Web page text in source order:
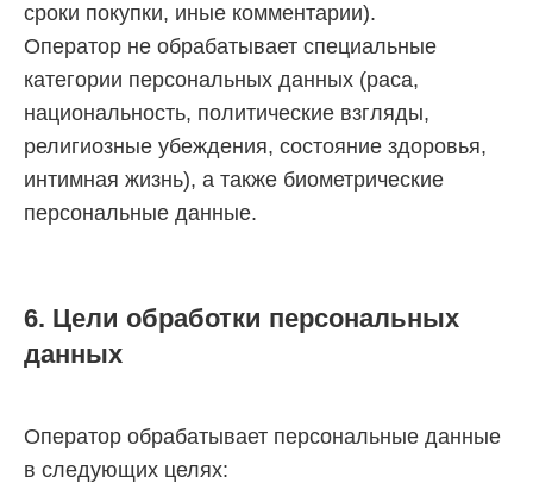
сроки покупки, иные комментарии).
Оператор не обрабатывает специальные
категории персональных данных (раса,
национальность, политические взгляды,
религиозные убеждения, состояние здоровья,
интимная жизнь), а также биометрические
персональные данные.
6. Цели обработки персональных
данных
Оператор обрабатывает персональные данные
в следующих целях: